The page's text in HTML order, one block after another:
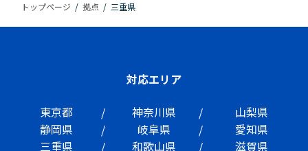
トップページ /拠点 /三重県
対応エリア
東京都
神奈川県
山梨県
静岡県
岐阜県
愛知県
三重県
和歌山県
滋賀県